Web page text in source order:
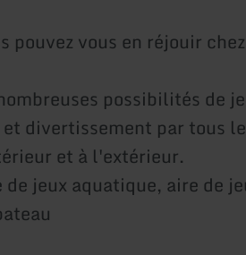
pouvez vous en réjouir
possibilités de
divertissement par tous
et à l'extérieur.
de jeux aquatique, aire de